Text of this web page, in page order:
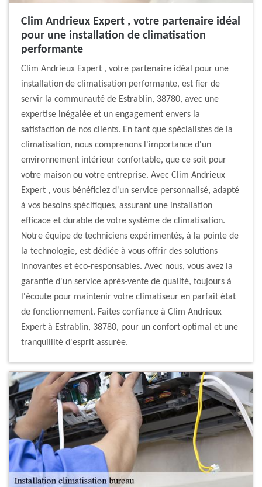
Clim Andrieux Expert , votre partenaire idéal
pour une installation de climatisation
performante
Clim Andrieux Expert , votre partenaire idéal pour une
installation de climatisation performante, est fier de
servir la communauté de Estrablin, 38780, avec une
expertise inégalée et un engagement envers la
satisfaction de nos clients. En tant que spécialistes de la
climatisation, nous comprenons l'importance d'un
environnement intérieur confortable, que ce soit pour
votre maison ou votre entreprise. Avec Clim Andrieux
Expert , vous bénéficiez d'un service personnalisé, adapté
à vos besoins spécifiques, assurant une installation
efficace et durable de votre système de climatisation.
Notre équipe de techniciens expérimentés, à la pointe de
la technologie, est dédiée à vous offrir des solutions
innovantes et éco-responsables. Avec nous, vous avez la
garantie d'un service après-vente de qualité, toujours à
l'écoute pour maintenir votre climatiseur en parfait état
de fonctionnement. Faites confiance à Clim Andrieux
Expert à Estrablin, 38780, pour un confort optimal et une
tranquillité d'esprit assurée.